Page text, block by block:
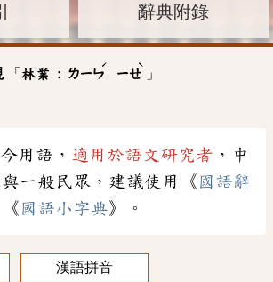
辭典附錄
「 林業 : ㄌㄧㄣ
ˊ
ㄧㄝ
ˋ
」
用語， 適用於語文研究者 ，中
一般民眾，建議使用《 國語辭
國語小字典》。
漢語拼音